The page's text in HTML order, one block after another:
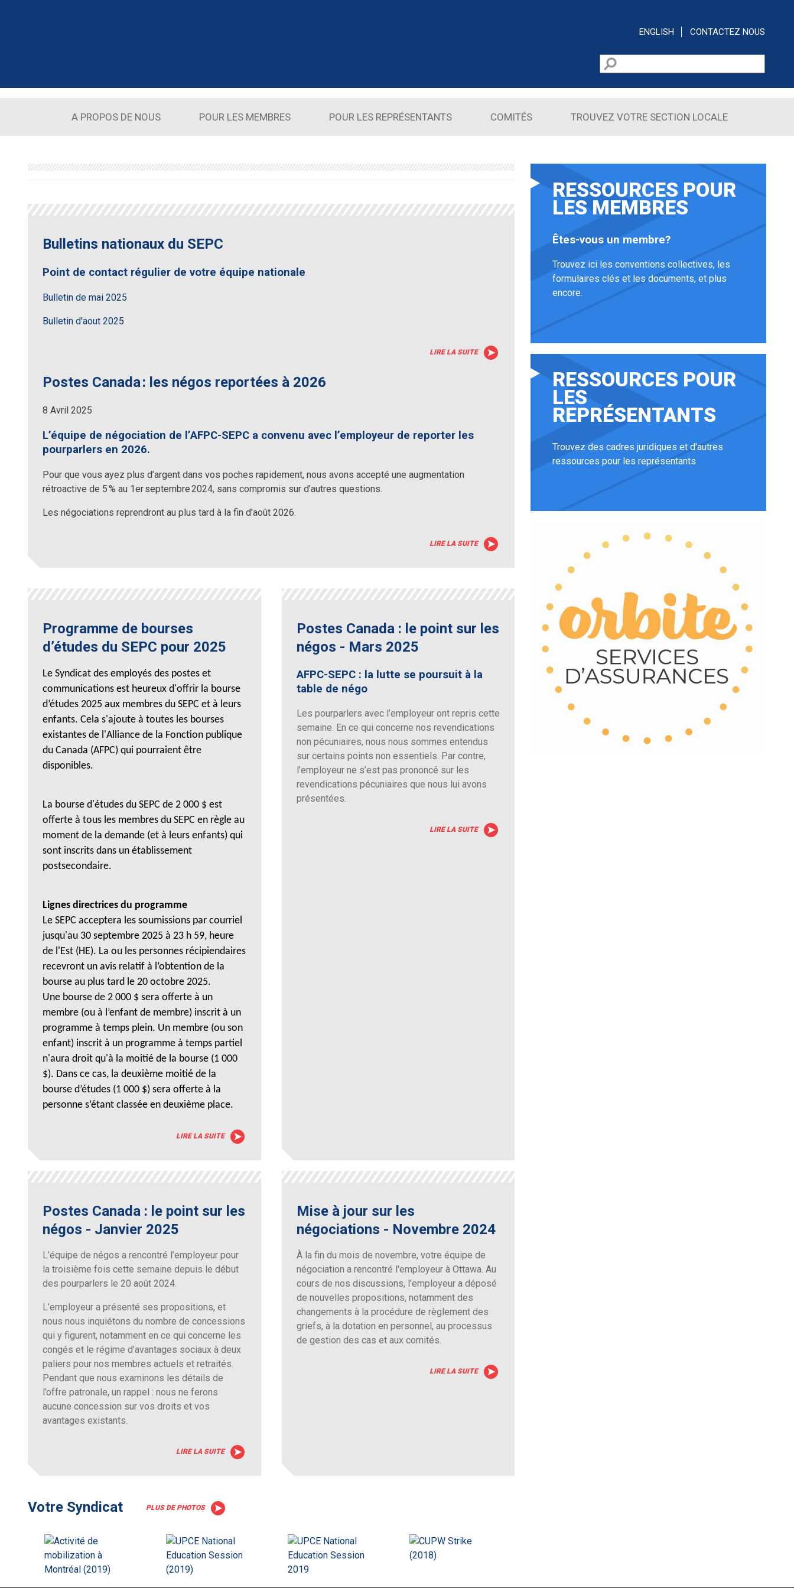
ENGLISH CONTACTEZ NOUS
Formulaire de recherche
Rechercher
A PROPOS DE NOUS POUR LES MEMBRES POUR LES REPRÉSENTANTS COMITÉS TROUVEZ VOTRE SECTION LOCALE
Bulletins nationaux du SEPC
Point de contact régulier de votre équipe nationale
Bulletin de mai 2025
Bulletin d'aout 2025
LIRE LA SUITE
Postes Canada : les négos reportées à 2026
8 Avril 2025
L’équipe de négociation de l’AFPC-SEPC a convenu avec l’employeur de reporter les
pourparlers en 2026.
Pour que vous ayez plus d’argent dans vos poches rapidement, nous avons accepté une augmentation
rétroactive de 5 % au 1er septembre 2024, sans compromis sur d’autres questions.
Les négociations reprendront au plus tard à la fin d’août 2026.
LIRE LA SUITE
Programme de bourses
d’études du SEPC pour 2025
Le Syndicat des employés des postes et
communications est heureux d'offrir la bourse
d’études 2025 aux membres du SEPC et à leurs
enfants. Cela s'ajoute à toutes les bourses
existantes de l'Alliance de la Fonction publique
du Canada (AFPC) qui pourraient être
disponibles.
La bourse d'études du SEPC de 2 000 $ est
offerte à tous les membres du SEPC en règle au
moment de la demande (et à leurs enfants) qui
sont inscrits dans un établissement
postsecondaire.
Lignes directrices du programme
Le SEPC acceptera les soumissions par courriel
jusqu'au 30 septembre 2025 à 23 h 59, heure
de l'Est (HE). La ou les personnes récipiendaires
recevront un avis relatif à l’obtention de la
bourse au plus tard le 20 octobre 2025.
Une bourse de 2 000 $ sera offerte à un
membre (ou à l’enfant de membre) inscrit à un
programme à temps plein. Un membre (ou son
enfant) inscrit à un programme à temps partiel
n'aura droit qu'à la moitié de la bourse (1 000
$). Dans ce cas, la deuxième moitié de la
bourse d’études (1 000 $) sera offerte à la
personne s’étant classée en deuxième place.
LIRE LA SUITE
Postes Canada : le point sur les
négos - Mars 2025
AFPC-SEPC : la lutte se poursuit à la
table de négo
Les pourparlers avec l’employeur ont repris cette
semaine. En ce qui concerne nos revendications
non pécuniaires, nous nous sommes entendus
sur certains points non essentiels. Par contre,
l’employeur ne s’est pas prononcé sur les
revendications pécuniaires que nous lui avons
présentées.
LIRE LA SUITE
Postes Canada : le point sur les
négos - Janvier 2025
L’équipe de négos a rencontré l’employeur pour
la troisième fois cette semaine depuis le début
des pourparlers le 20 août 2024.
L’employeur a présenté ses propositions, et
nous nous inquiétons du nombre de concessions
qui y figurent, notamment en ce qui concerne les
congés et le régime d’avantages sociaux à deux
paliers pour nos membres actuels et retraités.
Pendant que nous examinons les détails de
l’offre patronale, un rappel : nous ne ferons
aucune concession sur vos droits et vos
avantages existants.
LIRE LA SUITE
Mise à jour sur les
négociations - Novembre 2024
À la fin du mois de novembre, votre équipe de
négociation a rencontré l'employeur à Ottawa. Au
cours de nos discussions, l'employeur a déposé
de nouvelles propositions, notamment des
changements à la procédure de règlement des
griefs, à la dotation en personnel, au processus
de gestion des cas et aux comités.
LIRE LA SUITE
Votre Syndicat PLUS DE PHOTOS
RESSOURCES POUR
LES MEMBRES
Êtes-vous un membre?
Trouvez ici les conventions collectives, les
formulaires clés et les documents, et plus
encore.
RESSOURCES POUR
LES
REPRÉSENTANTS
Trouvez des cadres juridiques et d'autres
ressources pour les représentants